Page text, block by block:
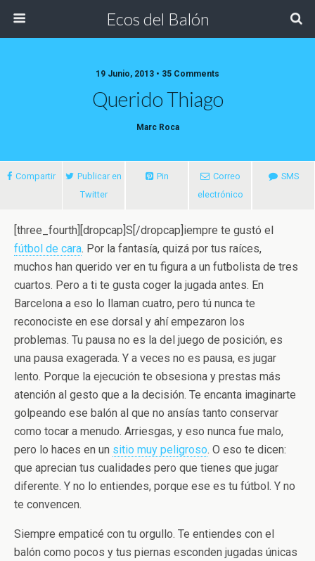
Ecos del Balón
19 Junio, 2013 • 35 Comments
Querido Thiago
Marc Roca
Compartir
Publicar en
Twitter
Pin
Correo
electrónico
SMS
[three_fourth][dropcap]S[/dropcap]iempre te gustó el
fútbol de cara. Por la fantasía, quizá por tus raíces,
muchos han querido ver en tu figura a un futbolista de tres
cuartos. Pero a ti te gusta coger la jugada antes. En
Barcelona a eso lo llaman cuatro, pero tú nunca te
reconociste en ese dorsal y ahí empezaron los
problemas. Tu pausa no es la del juego de posición, es
una pausa exagerada. Y a veces no es pausa, es jugar
lento. Porque la ejecución te obsesiona y prestas más
atención al gesto que a la decisión. Te encanta imaginarte
golpeando ese balón al que no ansías tanto conservar
como tocar a menudo. Arriesgas, y eso nunca fue malo,
pero lo haces en un sitio muy peligroso. O eso te dicen:
que aprecian tus cualidades pero que tienes que jugar
diferente. Y no lo entiendes, porque ese es tu fútbol. Y no
te convencen.
Siempre empaticé con tu orgullo. Te entiendes con el
balón como pocos y tus piernas esconden jugadas únicas